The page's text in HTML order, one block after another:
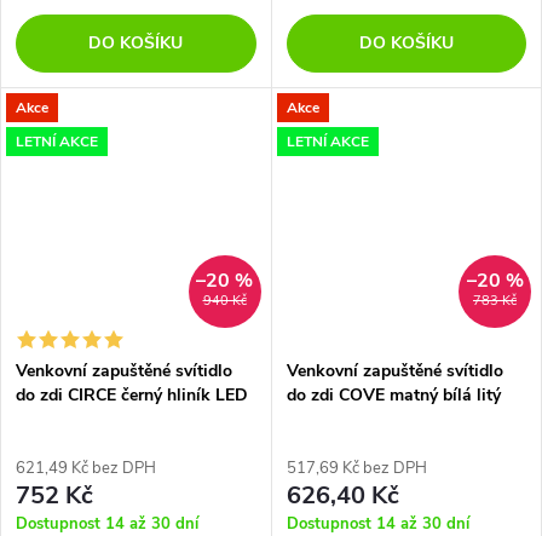
DO KOŠÍKU DO KOŠÍKU
Akce
LETNÍ AKCE
940 Kč
–20 %
Venkovní zapuštěné svítidlo
do zdi CIRCE černý hliník LED
621,49 Kč bez DPH
752 Kč
Dostupnost 14 až 30 dní
Akce
LETNÍ AKCE
783 Kč
–20 %
Venkovní zapuštěné svítidlo
do zdi COVE matný bílá litý
517,69 Kč bez DPH
626,40 Kč
Dostupnost 14 až 30 dní